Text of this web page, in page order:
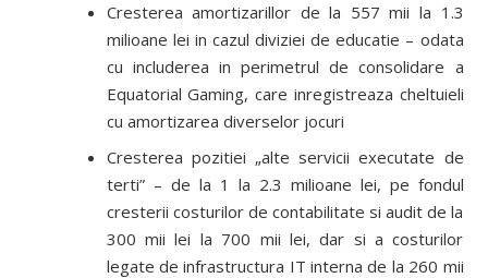
Cresterea amortizarillor de la 557 mii la 1.3
milioane lei in cazul diviziei de educatie – odata
cu includerea in perimetrul de consolidare a
Equatorial Gaming, care inregistreaza cheltuieli
cu amortizarea diverselor jocuri
Cresterea pozitiei „alte servicii executate de
terti” – de la 1 la 2.3 milioane lei, pe fondul
cresterii costurilor de contabilitate si audit de la
300 mii lei la 700 mii lei, dar si a costurilor
legate de infrastructura IT interna de la 260 mii